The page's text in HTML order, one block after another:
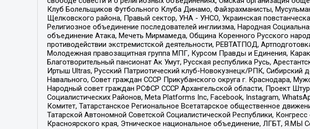
Клуб Болельщиков Футбольного Клуба Динамо, Файзрахманисты,
Щелковского района, Правый сектор, УНА - УНСО, Украинская
Религиозное объединение последователей инглиизма, Народная
объединение Атака, Мечеть Мирмамеда, Община Коренного Русского
противодействии экстремистской деятельности, РЕВТАТПОД,
Молодежная правозащитная группа МПГ, Курсом Правды и Единения,
Благотворительный пансионат Ак Умут, Русская республика Русь,
Иртыш Ultras, Русский Патриотический клуб-Новокузнецк/РПК,
Навального, Совет граждан СССР Прикубанского округа г. Краснодара,
Народный совет граждан РСФСР СССР Архангельской области, Проект
Социалистических Районов, Meta Platforms Inc, Facebook, Instagram,
Комитет, Татарстанское Региональное Всетатарское общественное
Татарской Автономной Советской Социалистической Республики,
Красноярского края, Этническое национальное объединение, ЛГБТ, Я.МЫ